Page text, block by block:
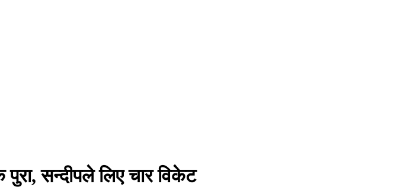
सन्दीपले लिए चार विकेट